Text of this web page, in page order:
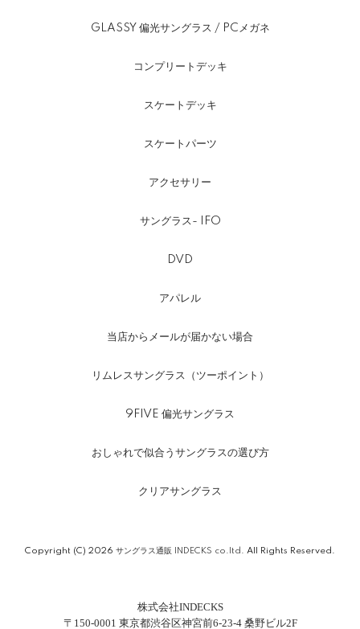
GLASSY 偏光サングラス / PCメガネ
コンプリートデッキ
スケートデッキ
スケートパーツ
アクセサリー
サングラス- IFO
DVD
アパレル
当店からメールが届かない場合
リムレスサングラス（ツーポイント）
9FIVE 偏光サングラス
おしゃれで似合うサングラスの選び方
クリアサングラス
株式会社INDECKS
〒150-0001 東京都渋谷区神宮前6-23-4 桑野ビル2F
Copyright (C) 2026 サングラス通販 INDECKS co.ltd. All Rights Reserved.